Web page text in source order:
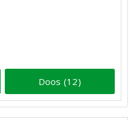
Doos (12)